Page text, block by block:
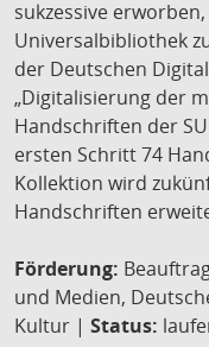
sukzessive
Universalbibliothek
der Deutschen
„Digitalisierung der
Handschriften der
ersten Schritt 74
Kollektion wird
Handschriften
Förderung:
und Medien,
Kultur | Status: